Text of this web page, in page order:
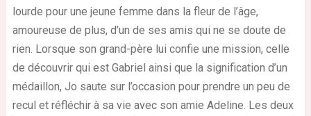
lourde pour une jeune femme dans la fleur de l’âge,
amoureuse de plus, d’un de ses amis qui ne se doute de
rien. Lorsque son grand-père lui confie une mission, celle
de découvrir qui est Gabriel ainsi que la signification d’un
médaillon, Jo saute sur l’occasion pour prendre un peu de
recul et réfléchir à sa vie avec son amie Adeline. Les deux